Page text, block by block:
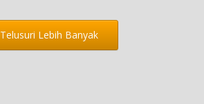
Telusuri Lebih Banyak